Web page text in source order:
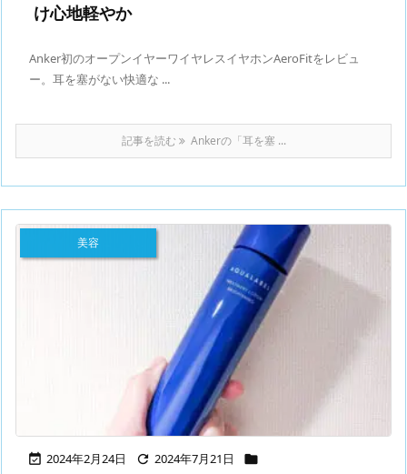
け心地軽やか
Anker初のオープンイヤーワイヤレスイヤホンAeroFitをレビュ
ー。耳を塞がない快適な ...
記事を読む Ankerの「耳を塞 ...
 2024年2月24日  2024年7月21日 
美容